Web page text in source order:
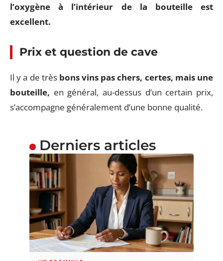
l’oxygène à l’intérieur de la bouteille est
excellent.
Prix et question de cave
Il y a de très bons vins pas chers, certes, mais une
bouteille, en général, au-dessus d’un certain prix,
s’accompagne généralement d’une bonne qualité.
Derniers articles